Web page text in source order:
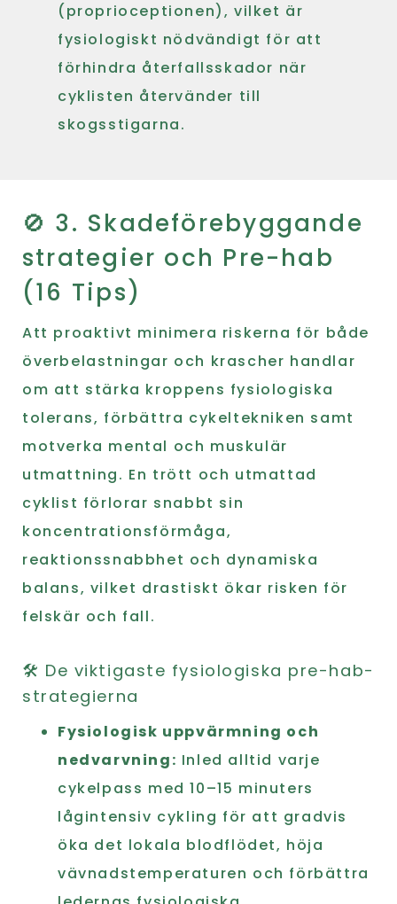
(proprioceptionen), vilket är
fysiologiskt nödvändigt för att
förhindra återfallsskador när
cyklisten återvänder till
skogsstigarna.
🚫 3. Skadeförebyggande
strategier och Pre-hab
(16 Tips)
Att proaktivt minimera riskerna för både
överbelastningar och krascher handlar
om att stärka kroppens fysiologiska
tolerans, förbättra cykeltekniken samt
motverka mental och muskulär
utmattning. En trött och utmattad
cyklist förlorar snabbt sin
koncentrationsförmåga,
reaktionssnabbhet och dynamiska
balans, vilket drastiskt ökar risken för
felskär och fall.
🛠️ De viktigaste fysiologiska pre-hab-
strategierna
Fysiologisk uppvärmning och
nedvarvning: Inled alltid varje
cykelpass med 10–15 minuters
lågintensiv cykling för att gradvis
öka det lokala blodflödet, höja
vävnadstemperaturen och förbättra